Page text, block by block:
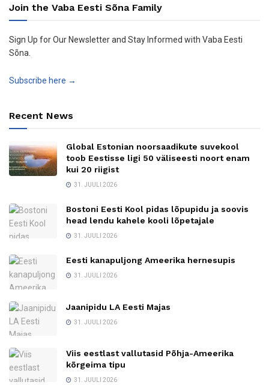
Join the Vaba Eesti Sõna Family
Sign Up for Our Newsletter and Stay Informed with Vaba Eesti
Sõna.
Subscribe here →
Recent News
Global Estonian noorsaadikute suvekool
toob Eestisse ligi 50 väliseesti noort enam
kui 20 riigist
31. JUULI 2026
Bostoni Eesti Kool pidas lõpupidu ja soovis
head lendu kahele kooli lõpetajale
31. JUULI 2026
Eesti kanapuljong Ameerika hernesupis
31. JUULI 2026
Jaanipidu LA Eesti Majas
31. JUULI 2026
Viis eestlast vallutasid Põhja-Ameerika
kõrgeima tipu
31. JUULI 2026